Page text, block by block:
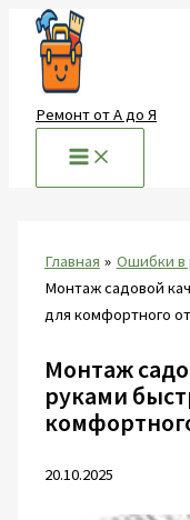
Перейти
содержимому
Ремонт от А до Я
Главная
Ошибки в
Монтаж садовой
для комфортного
Монтаж
руками
20.10.2025